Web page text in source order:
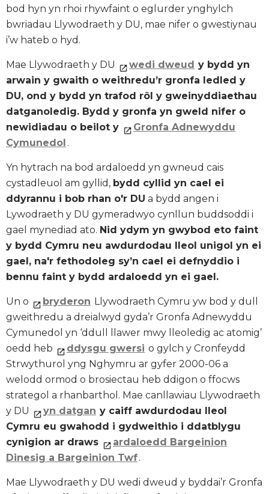
bod hyn yn rhoi rhywfaint o eglurder ynghylch
bwriadau Llywodraeth y DU, mae nifer o gwestiynau
i’w hateb o hyd.
Mae Llywodraeth y DU wedi dweud y bydd yn
arwain y gwaith o weithredu’r gronfa ledled y
DU, ond y bydd yn trafod rôl y gweinyddiaethau
datganoledig. Bydd y gronfa yn gweld nifer o
newidiadau o beilot y
Gronfa Adnewyddu
Cymunedol .
Yn hytrach na bod ardaloedd yn gwneud cais
cystadleuol am gyllid, bydd cyllid yn cael ei
ddyrannu i bob rhan o'r DU a bydd angen i
Lywodraeth y DU gymeradwyo cynllun buddsoddi i
gael mynediad ato. Nid ydym yn gwybod eto faint
y bydd Cymru neu awdurdodau lleol unigol yn ei
gael, na'r fethodoleg sy’n cael ei defnyddio i
bennu faint y bydd ardaloedd yn ei gael.
Un o bryderon Llywodraeth Cymru yw bod y dull
gweithredu a dreialwyd gyda’r Gronfa Adnewyddu
Cymunedol yn ‘ddull llawer mwy lleoledig ac atomig’
oedd heb
ddysgu gwersi o gylch y Cronfeydd
Strwythurol yng Nghymru ar gyfer 2000-06 a
welodd ormod o brosiectau heb ddigon o ffocws
strategol a rhanbarthol. Mae canllawiau Llywodraeth
y DU
yn datgan y caiff awdurdodau lleol
Cymru eu gwahodd i gydweithio i ddatblygu
cynigion ar draws
ardaloedd Bargeinion
Dinesig a Bargeinion Twf.
Mae Llywodraeth y DU wedi dweud y byddai’r Gronfa